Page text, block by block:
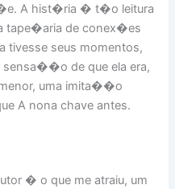
A hist�ria � t�o leitura
tape�aria de conex�es
tivesse seus momentos,
sensa��o de que ela era,
uma imita��o
A nona chave antes.
� o que me atraiu, um